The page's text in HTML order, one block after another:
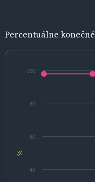
Percentuálne konečné
%
40
60
80
100